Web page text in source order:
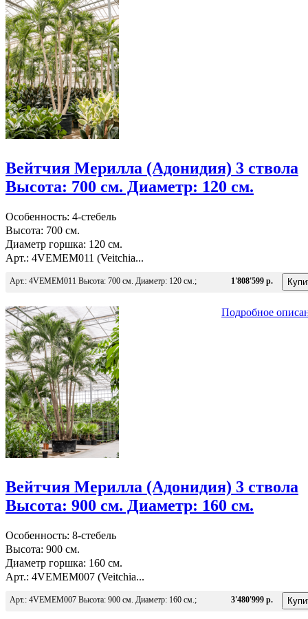
Вейтчия Мерилла (Адонидия) 3 ствола
Высота: 700 см. Диаметр: 120 см.
Особенность: 4-стебель
Высота: 700 см.
Диаметр горшка: 120 см.
Арт.: 4VEMEM011 (Veitchia...
Арт.: 4VEMEM011 Высота: 700 см. Диаметр: 120 см.; 1'808'599 р.
Подробное
Вейтчия Мерилла (Адонидия) 3 ствола
Высота: 900 см. Диаметр: 160 см.
Особенность: 8-стебель
Высота: 900 см.
Диаметр горшка: 160 см.
Арт.: 4VEMEM007 (Veitchia...
Арт.: 4VEMEM007 Высота: 900 см. Диаметр: 160 см.; 3'480'999 р.